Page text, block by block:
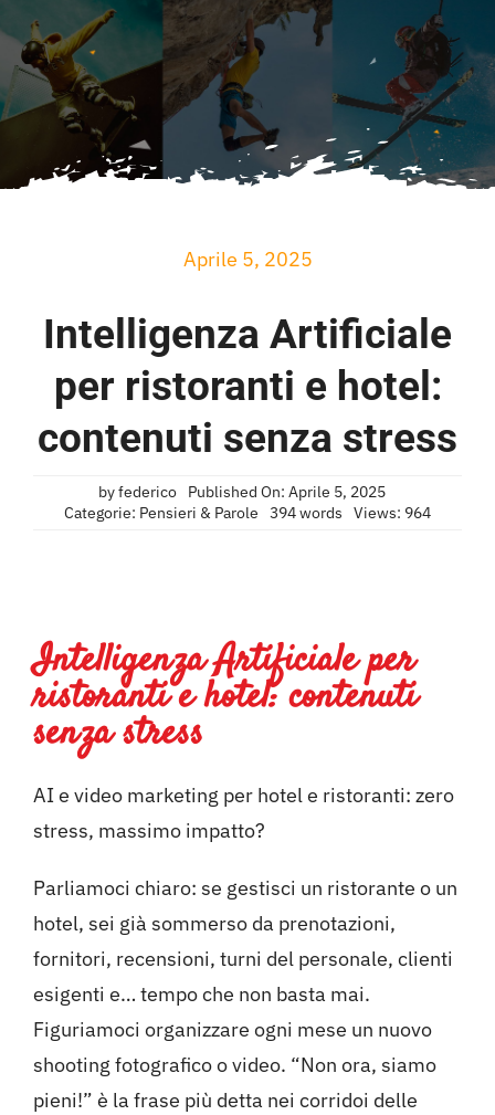
Aprile 5, 2025
Intelligenza Artificiale
per ristoranti e hotel:
contenuti senza stress
byfederico
Published On: Aprile 5, 2025
Categorie: Pensieri & Parole 394 words Views: 964
Intelligenza Artificiale per
ristoranti e hotel: contenuti
senza stress
AI e video marketing per hotel e ristoranti: zero
stress, massimo impatto?
Parliamoci chiaro: se gestisci un ristorante o un
hotel, sei già sommerso da prenotazioni,
fornitori, recensioni, turni del personale, clienti
esigenti e… tempo che non basta mai.
Figuriamoci organizzare ogni mese un nuovo
shooting fotografico o video. “Non ora, siamo
pieni!” è la frase più detta nei corridoi delle